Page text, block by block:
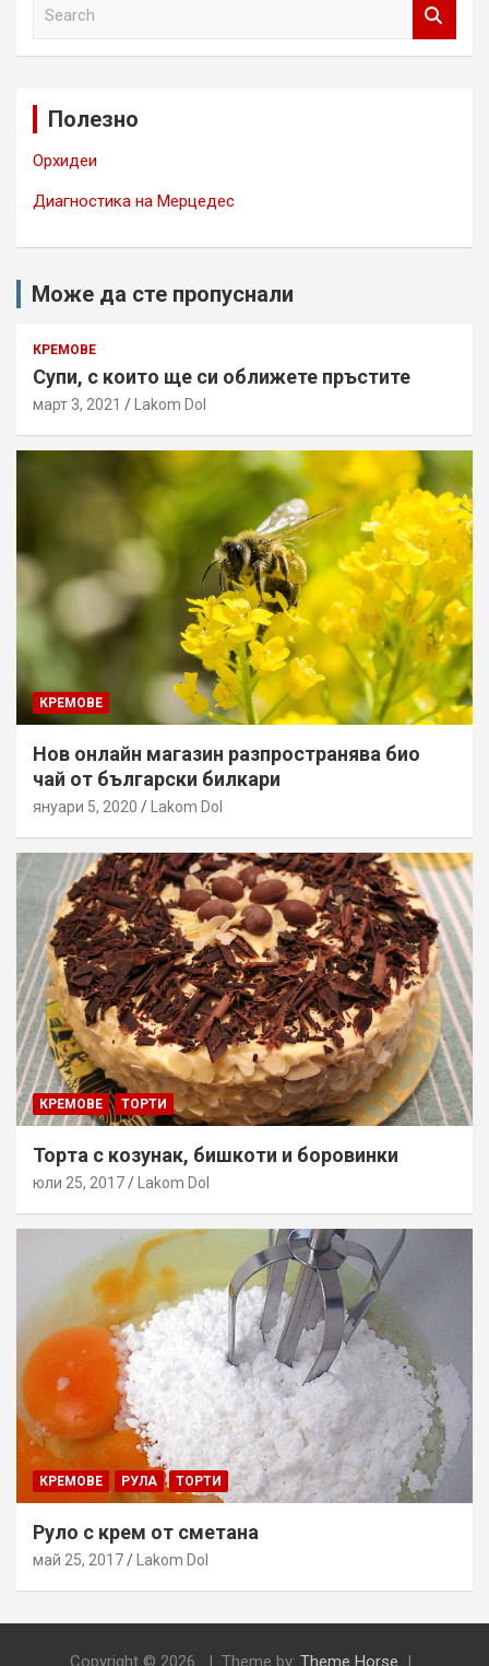
Полезно
Орхидеи
Диагностика на Мерцедес
Може да сте пропуснали
КРЕМОВЕ
Супи, с които ще си оближете пръстите
март 3, 2021 Lakom Dol
КРЕМОВЕ
Нов онлайн магазин разпространява био
чай от български билкари
януари 5, 2020 Lakom Dol
КРЕМОВЕ ТОРТИ
Торта с козунак, бишкоти и боровинки
юли 25, 2017 Lakom Dol
КРЕМОВЕ РУЛА ТОРТИ
Руло с крем от сметана
май 25, 2017 Lakom Dol
Copyright © 2026 Theme by: Theme Horse